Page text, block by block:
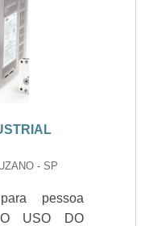
- SP
pessoa
USO DO